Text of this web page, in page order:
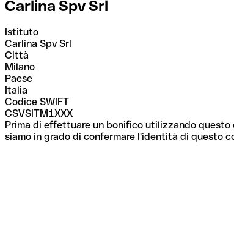
Carlina Spv Srl
Istituto
Carlina Spv Srl
Città
Milano
Paese
Italia
Codice SWIFT
CSVSITM1XXX
Prima di effettuare un bonifico utilizzando questo
siamo in grado di confermare l'identità di questo